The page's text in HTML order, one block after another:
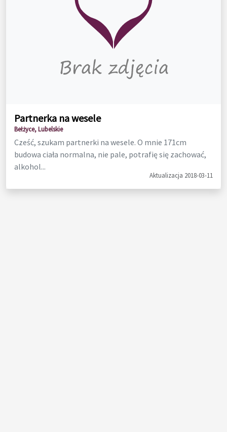
Partnerka na wesele
Bełżyce, Lubelskie
Cześć, szukam partnerki na wesele. O mnie 171cm
budowa ciała normalna, nie pale, potrafię się zachować,
alkohol...
Aktualizacja 2018-03-11